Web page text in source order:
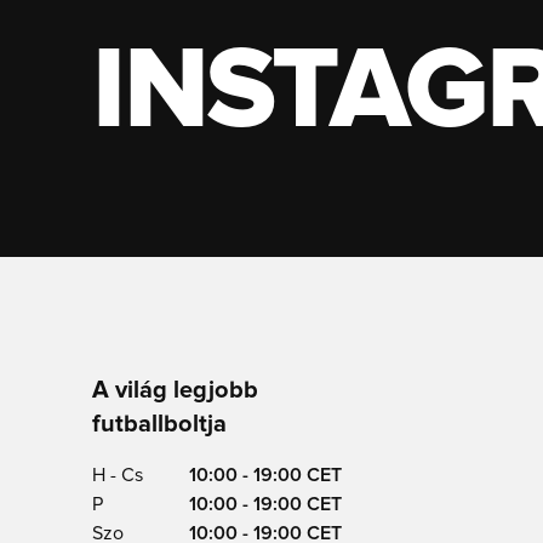
A világ legjobb
futballboltja
H - Cs
10:00 - 19:00 CET
P
10:00 - 19:00 CET
Szo
10:00 - 19:00 CET